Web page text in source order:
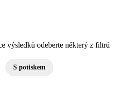
výsledků odeberte některý z filtrů
S potiskem